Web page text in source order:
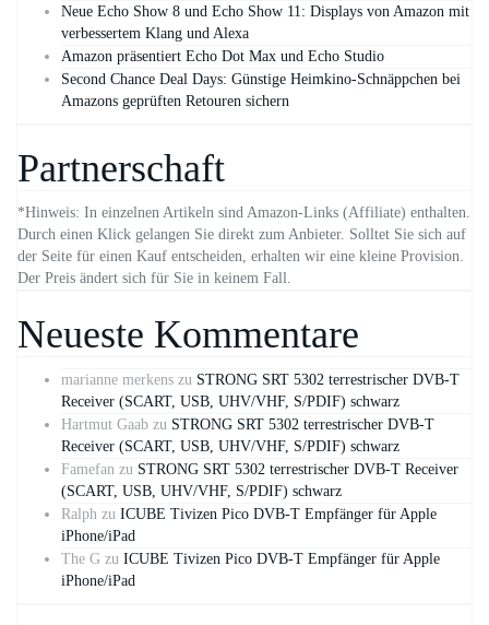
Neue Echo Show 8 und Echo Show 11: Displays von Amazon mit
verbessertem Klang und Alexa
Amazon präsentiert Echo Dot Max und Echo Studio
Second Chance Deal Days: Günstige Heimkino-Schnäppchen bei
Amazons geprüften Retouren sichern
Partnerschaft
*Hinweis: In einzelnen Artikeln sind Amazon-Links (Affiliate) enthalten.
Durch einen Klick gelangen Sie direkt zum Anbieter. Solltet Sie sich auf
der Seite für einen Kauf entscheiden, erhalten wir eine kleine Provision.
Der Preis ändert sich für Sie in keinem Fall.
Neueste Kommentare
marianne merkens zu STRONG SRT 5302 terrestrischer DVB-T
Receiver (SCART, USB, UHV/VHF, S/PDIF) schwarz
Hartmut Gaab zu STRONG SRT 5302 terrestrischer DVB-T
Receiver (SCART, USB, UHV/VHF, S/PDIF) schwarz
Famefan zu STRONG SRT 5302 terrestrischer DVB-T Receiver
(SCART, USB, UHV/VHF, S/PDIF) schwarz
Ralph zu ICUBE Tivizen Pico DVB-T Empfänger für Apple
iPhone/iPad
The G zu ICUBE Tivizen Pico DVB-T Empfänger für Apple
iPhone/iPad